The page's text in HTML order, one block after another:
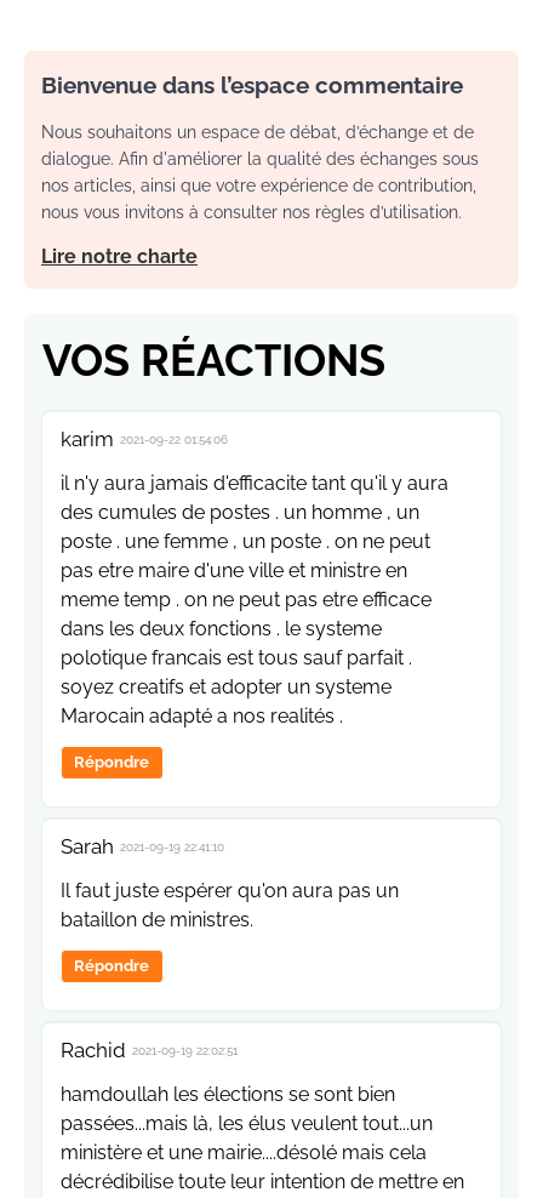
Bienvenue dans l’espace commentaire
Nous souhaitons un espace de débat, d’échange et de
dialogue. Afin d'améliorer la qualité des échanges sous
nos articles, ainsi que votre expérience de contribution,
nous vous invitons à consulter nos règles d’utilisation.
Lire notre charte
VOS RÉACTIONS
karim 2021-09-22 01:54:06
il n'y aura jamais d'efficacite tant qu'il y aura
des cumules de postes . un homme , un
poste . une femme , un poste . on ne peut
pas etre maire d'une ville et ministre en
meme temp . on ne peut pas etre efficace
dans les deux fonctions . le systeme
polotique francais est tous sauf parfait .
soyez creatifs et adopter un systeme
Marocain adapté a nos realités .
Répondre
Sarah 2021-09-19 22:41:10
Il faut juste espérer qu'on aura pas un
bataillon de ministres.
Répondre
Rachid 2021-09-19 22:02:51
hamdoullah les élections se sont bien
passées...mais là, les élus veulent tout...un
ministère et une mairie....désolé mais cela
décrédibilise toute leur intention de mettre en